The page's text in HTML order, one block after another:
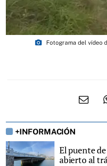
photo_camera Fotograma del vídeo
+INFORMACIÓN
El puente
abierto al